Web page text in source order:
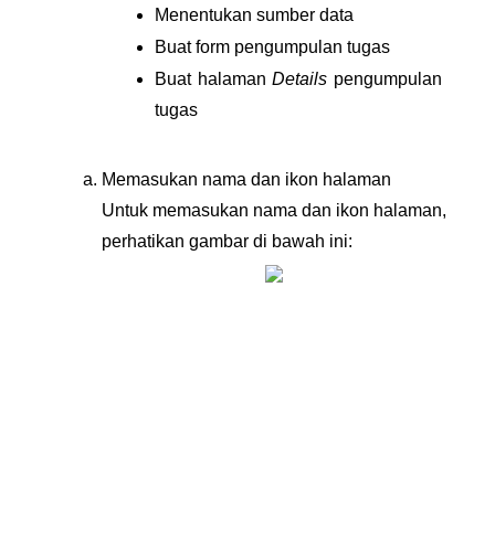
Menentukan sumber data
Buat form pengumpulan tugas
Buat halaman Details pengumpulan
tugas
Memasukan nama dan ikon halaman
Untuk memasukan nama dan ikon halaman,
perhatikan gambar di bawah ini: